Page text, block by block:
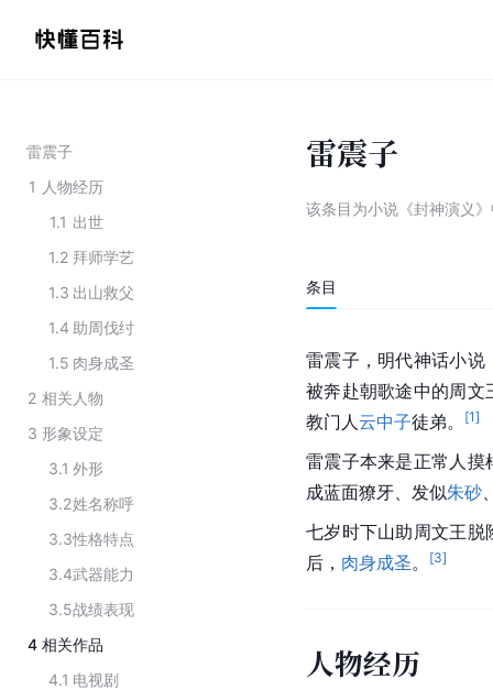
雷震子
1 人物经历
1.1 出世
1.2 拜师学艺
1.3 出山救父
1.4 助周伐纣
1.5 肉身成圣
2 相关人物
3 形象设定
3.1 外形
3.2姓名称呼
3.3性格特点
3.4武器能力
3.5战绩表现
4 相关作品
4.1 电视剧
雷震子
该条目为小说《封神演义
条目
雷震子，明代神话小说
被奔赴朝歌途中的周文
教门人 云中子徒弟。 [1]
雷震子本来是正常人
成蓝面獠牙、发似朱砂
七岁时下山助周文王脱
后， 肉身成圣。 [3]
人物经历